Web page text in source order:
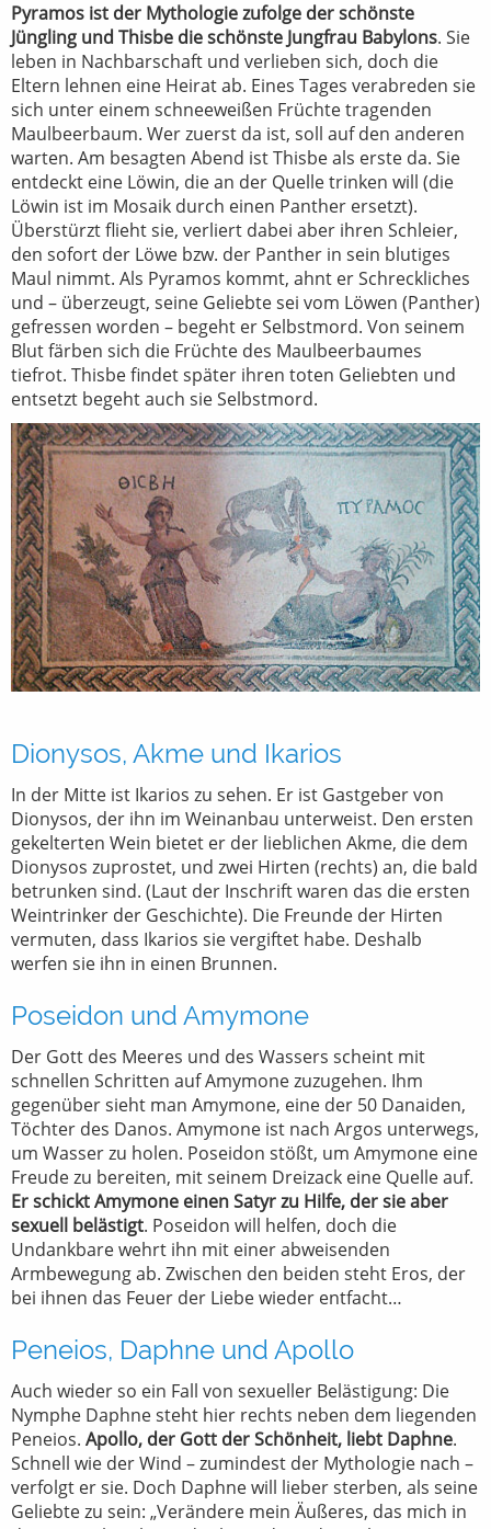
Pyramos ist der Mythologie zufolge der schönste
Jüngling und Thisbe die schönste Jungfrau Babylons. Sie
leben in Nachbarschaft und verlieben sich, doch die
Eltern lehnen eine Heirat ab. Eines Tages verabreden sie
sich unter einem schneeweißen Früchte tragenden
Maulbeerbaum. Wer zuerst da ist, soll auf den anderen
warten. Am besagten Abend ist Thisbe als erste da. Sie
entdeckt eine Löwin, die an der Quelle trinken will (die
Löwin ist im Mosaik durch einen Panther ersetzt).
Überstürzt flieht sie, verliert dabei aber ihren Schleier,
den sofort der Löwe bzw. der Panther in sein blutiges
Maul nimmt. Als Pyramos kommt, ahnt er Schreckliches
und – überzeugt, seine Geliebte sei vom Löwen (Panther)
gefressen worden – begeht er Selbstmord. Von seinem
Blut färben sich die Früchte des Maulbeerbaumes
tiefrot. Thisbe findet später ihren toten Geliebten und
entsetzt begeht auch sie Selbstmord.
Dionysos, Akme und Ikarios
In der Mitte ist Ikarios zu sehen. Er ist Gastgeber von
Dionysos, der ihn im Weinanbau unterweist. Den ersten
gekelterten Wein bietet er der lieblichen Akme, die dem
Dionysos zuprostet, und zwei Hirten (rechts) an, die bald
betrunken sind. (Laut der Inschrift waren das die ersten
Weintrinker der Geschichte). Die Freunde der Hirten
vermuten, dass Ikarios sie vergiftet habe. Deshalb
werfen sie ihn in einen Brunnen.
Poseidon und Amymone
Der Gott des Meeres und des Wassers scheint mit
schnellen Schritten auf Amymone zuzugehen. Ihm
gegenüber sieht man Amymone, eine der 50 Danaiden,
Töchter des Danos. Amymone ist nach Argos unterwegs,
um Wasser zu holen. Poseidon stößt, um Amymone eine
Freude zu bereiten, mit seinem Dreizack eine Quelle auf.
Er schickt Amymone einen Satyr zu Hilfe, der sie aber
sexuell belästigt. Poseidon will helfen, doch die
Undankbare wehrt ihn mit einer abweisenden
Armbewegung ab. Zwischen den beiden steht Eros, der
bei ihnen das Feuer der Liebe wieder entfacht…
Peneios, Daphne und Apollo
Auch wieder so ein Fall von sexueller Belästigung: Die
Nymphe Daphne steht hier rechts neben dem liegenden
Peneios. Apollo, der Gott der Schönheit, liebt Daphne.
Schnell wie der Wind – zumindest der Mythologie nach –
verfolgt er sie. Doch Daphne will lieber sterben, als seine
Geliebte zu sein: „Verändere mein Äußeres, das mich in